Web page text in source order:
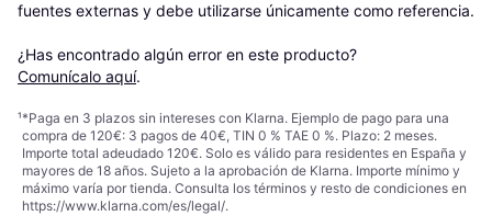
fuentes externas y debe utilizarse únicamente como referencia.
¿Has encontrado algún error en este producto?
Comunícalo aquí.
¹*Paga en 3 plazos sin intereses con Klarna. Ejemplo de pago para una
compra de 120€: 3 pagos de 40€, TIN 0 % TAE 0 %. Plazo: 2 meses.
Importe total adeudado 120€. Solo es válido para residentes en España y
mayores de 18 años. Sujeto a la aprobación de Klarna. Importe mínimo y
máximo varía por tienda. Consulta los términos y resto de condiciones en
https://www.klarna.com/es/legal/.